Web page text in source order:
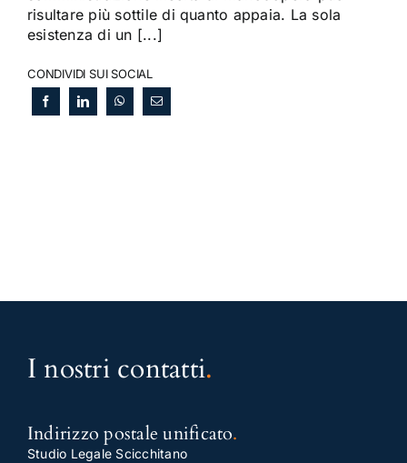
risultare più sottile di quanto appaia. La sola
esistenza di un [...]
CONDIVIDI SUI SOCIAL
I nostri contatti.
Indirizzo postale unificato.
Studio Legale Scicchitano